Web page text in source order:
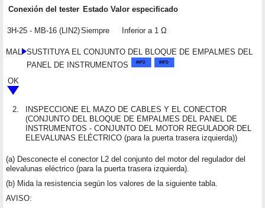
Conexión del tester Estado Valor especificado
3H-25 - MB-16 (LIN2)Siempre Inferior a 1 Ω
MAL SUSTITUYA EL CONJUNTO DEL BLOQUE DE EMPALMES DEL
PANEL DE INSTRUMENTOS
OK
2.
INSPECCIONE EL MAZO DE CABLES Y EL CONECTOR
(CONJUNTO DEL BLOQUE DE EMPALMES DEL PANEL DE
INSTRUMENTOS - CONJUNTO DEL MOTOR REGULADOR DEL
ELEVALUNAS ELÉCTRICO (para la puerta trasera izquierda))
(a) Desconecte el conector L2 del conjunto del motor del regulador del
elevalunas eléctrico (para la puerta trasera izquierda).
(b) Mida la resistencia según los valores de la siguiente tabla.
AVISO: